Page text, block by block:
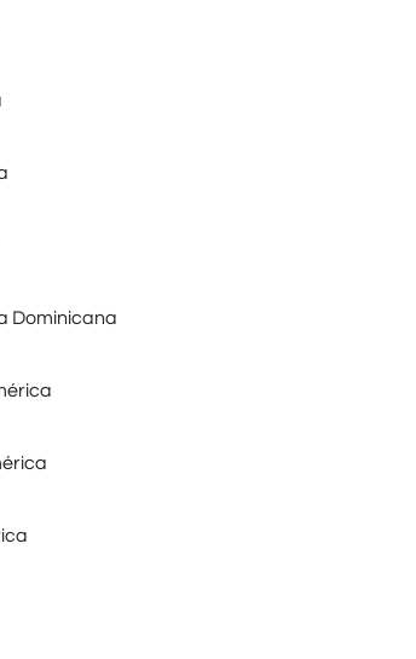
Dominicana